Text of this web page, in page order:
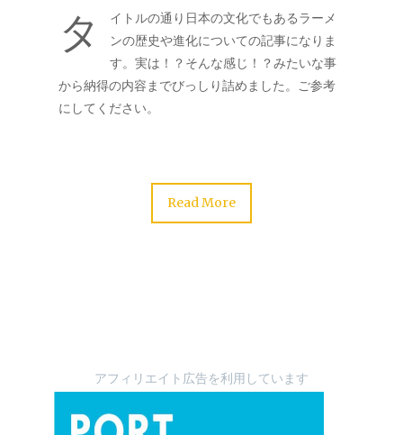
タ
イトルの通り日本の文化でもあるラーメ
ンの歴史や進化についての記事になりま
す。実は！？そんな感じ！？みたいな事
から納得の内容までびっしり詰めました。ご参考
にしてください。
Read More
アフィリエイト広告を利用しています